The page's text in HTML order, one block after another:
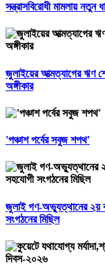
সন্ত্রাসবিরোধী মামলায় নতুন
জুলাইয়ের আত্মত্যাগের ঋণ
অঙ্গীকার
'পঞ্চাশ পর্বের সবুজ শপথ'
জুলাই গণ-অভ্যুত্থানের ২য়
সংগঠনের মিছিল